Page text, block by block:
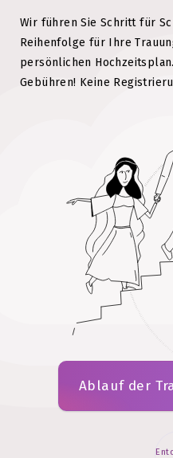
Wir führen Sie Schritt für
Reihenfolge für Ihre
persönlichen
Gebühren! Keine
Ablauf der